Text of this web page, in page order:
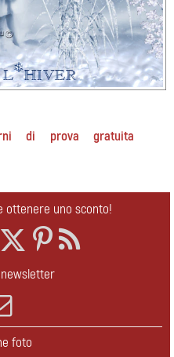
di prova gratuita
ottenere uno sconto!
foto